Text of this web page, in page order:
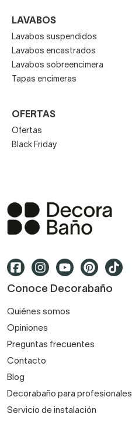
LAVABOS
Lavabos suspendidos
Lavabos encastrados
Lavabos sobreencimera
Tapas encimeras
OFERTAS
Ofertas
Black Friday
Conoce Decorabaño
Quiénes somos
Opiniones
Preguntas frecuentes
Contacto
Blog
Decorabaño para profesionales
Servicio de instalación